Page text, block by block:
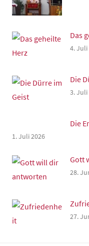
Das
4. Juli
Die
3. Juli
Die
1. Juli 2026
Gott
28.
27.